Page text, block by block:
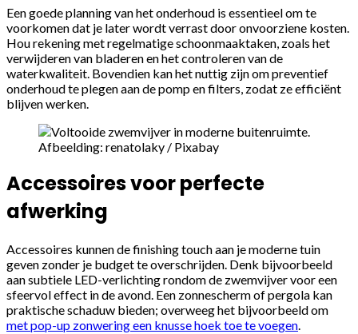
Een goede planning van het onderhoud is essentieel om te
voorkomen dat je later wordt verrast door onvoorziene kosten.
Hou rekening met regelmatige schoonmaaktaken, zoals het
verwijderen van bladeren en het controleren van de
waterkwaliteit. Bovendien kan het nuttig zijn om preventief
onderhoud te plegen aan de pomp en filters, zodat ze efficiënt
blijven werken.
Afbeelding: renatolaky / Pixabay
Accessoires voor perfecte
afwerking
Accessoires kunnen de finishing touch aan je moderne tuin
geven zonder je budget te overschrijden. Denk bijvoorbeeld
aan subtiele LED-verlichting rondom de zwemvijver voor een
sfeervol effect in de avond. Een zonnescherm of pergola kan
praktische schaduw bieden; overweeg het bijvoorbeeld om
met pop-up zonwering een knusse hoek toe te voegen.